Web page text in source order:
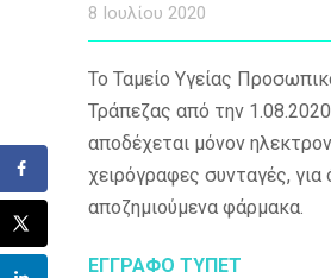
8 Ιουλίου 2020
Το Ταμείο Υγείας
Τράπεζας από την
αποδέχεται μόνον
χειρόγραφες συνταγές, για
αποζημιούμενα φάρμακα.
ΕΓΓΡΑΦΟ ΤΥΠΕΤ